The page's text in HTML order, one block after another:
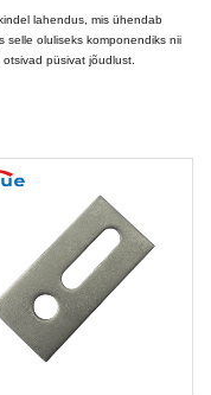
lahendus, mis ühendab
selle oluliseks komponendiks nii
püsivat jõudlust.